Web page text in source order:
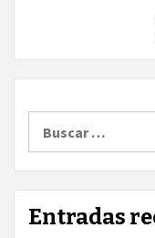
Entradas